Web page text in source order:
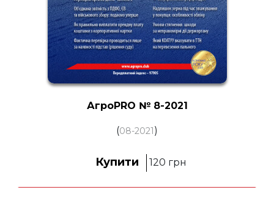
АгроPRO № 8-2021
(08-2021)
Купити 120 грн